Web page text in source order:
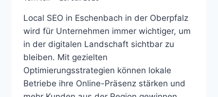
Local SEO in Eschenbach in der Oberpfalz
wird für Unternehmen immer wichtiger, um
in der digitalen Landschaft sichtbar zu
bleiben. Mit gezielten
Optimierungsstrategien können lokale
Betriebe ihre Online-Präsenz stärken und